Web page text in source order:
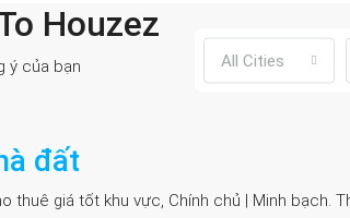
All Cities
Houzez
ý của bạn
đất
thuê giá tốt khu vực, Chính chủ | Minh bạch.